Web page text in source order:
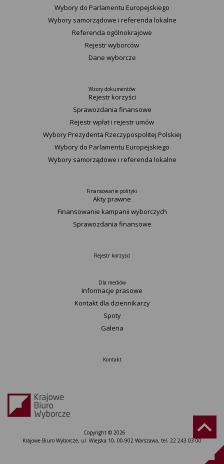
Wybory do Parlamentu Europejskiego
Wybory samorządowe i referenda lokalne
Referenda ogólnokrajowe
Rejestr wyborców
Dane wyborcze
Wzory dokumentów
Rejestr korzyści
Sprawozdania finansowe
Rejestr wpłat i rejestr umów
Wybory Prezydenta Rzeczypospolitej Polskiej
Wybory do Parlamentu Europejskiego
Wybory samorządowe i referenda lokalne
Finansowanie polityki
Akty prawne
Finansowanie kampanii wyborczych
Sprawozdania finansowe
Rejestr korzyści
Dla mediów
Informacje prasowe
Kontakt dla dziennikarzy
Spoty
Galeria
Kontakt
Copyright © 2026
Krajowe Biuro Wyborcze, ul. Wiejska 10, 00-902 Warszawa, tel. 22 243 03 00